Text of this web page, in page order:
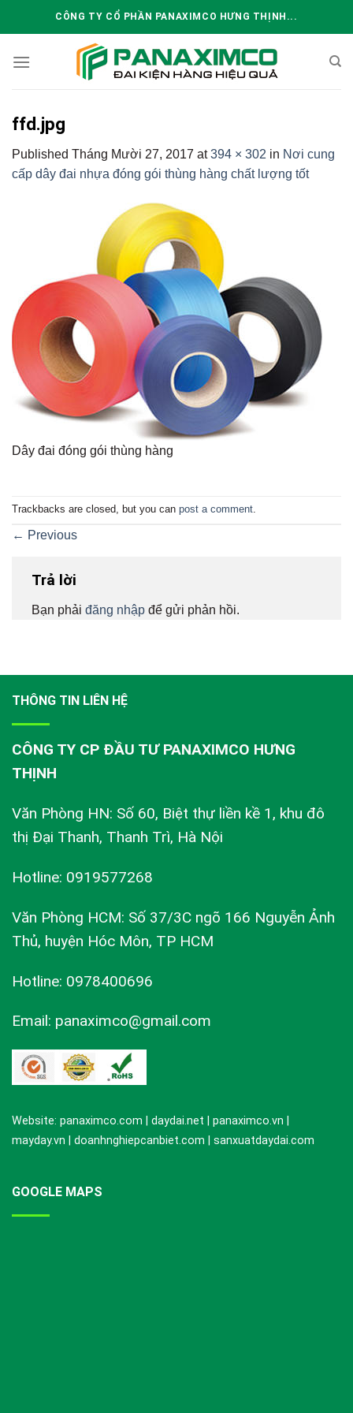
CÔNG TY CỔ PHẦN PANAXIMCO HƯNG THỊNH...
ffd.jpg
Published Tháng Mười 27, 2017 at394 × 302 in Nơi cung
cấp dây đai nhựa đóng gói thùng hàng chất lượng tốt
Dây đai đóng gói thùng hàng
Trackbacks are closed, but you can post a comment.
← Previous
Trả lời
Bạn phải đăng nhập để gửi phản hồi.
THÔNG TIN LIÊN HỆ
CÔNG TY CP ĐẦU TƯ PANAXIMCO HƯNG
THỊNH
Văn Phòng HN: Số 60, Biệt thự liền kề 1, khu đô
thị Đại Thanh, Thanh Trì, Hà Nội
Hotline: 0919577268
Văn Phòng HCM: Số 37/3C ngõ 166 Nguyễn Ảnh
Thủ, huyện Hóc Môn, TP HCM
Hotline: 0978400696
Email: panaximco@gmail.com
Website: panaximco.com | daydai.net | panaximco.vn |
mayday.vn | doanhnghiepcanbiet.com | sanxuatdaydai.com
GOOGLE MAPS